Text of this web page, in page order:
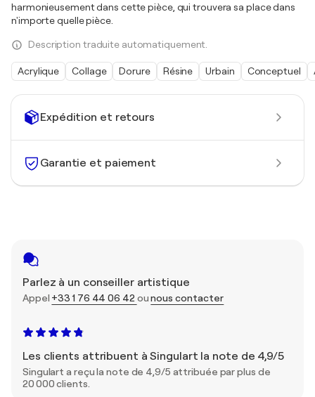
Expédition et retours
Garantie et paiement
Parlez à un conseiller artistique
Appel +33 1 76 44 06 42 ounous contacter
Les clients attribuent à Singulart la note de 4,9/5
Singulart a reçu la note de 4,9/5 attribuée par plus de
20 000 clients.
harmonieusement dans cette pièce, qui trouvera sa place dans
n'importe quelle pièce.
Description traduite automatiquement.
Acrylique Collage Dorure Résine Urbain Conceptuel